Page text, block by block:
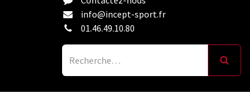
info@incept-sport.fr
01.46.49.10.80